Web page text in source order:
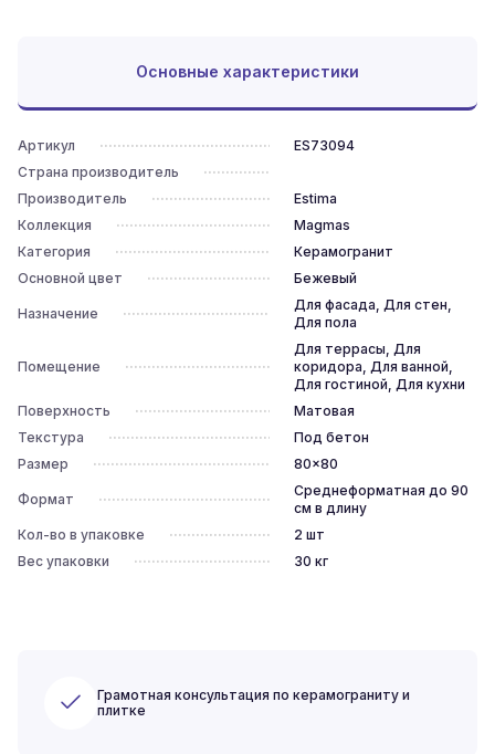
Основные характеристики
Артикул
ES73094
Страна производитель
Производитель
Estima
Коллекция
Magmas
Категория
Керамогранит
Основной цвет
Бежевый
Назначение
Для фасада, Для стен,
Для пола
Помещение
Для террасы, Для
коридора, Для ванной,
Для гостиной, Для кухни
Поверхность
Матовая
Текстура
Под бетон
Размер
80x80
Формат
Среднеформатная до 90
см в длину
Кол-во в упаковке
2 шт
Вес упаковки
30 кг
Грамотная консультация по керамограниту и
плитке